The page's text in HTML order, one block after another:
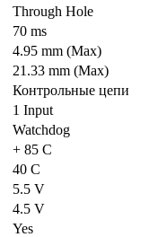
Through Hole
70 ms
4.95 mm (Max)
21.33 mm (Max)
Контрольные цепи
1 Input
Watchdog
+ 85 C
40 C
5.5 V
4.5 V
Yes